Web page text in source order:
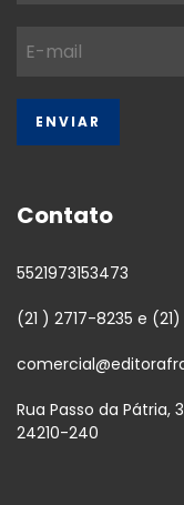
Contato
5521973153473
(21 ) 2717-8235 e
Rua Passo da Pátria,
24210-240